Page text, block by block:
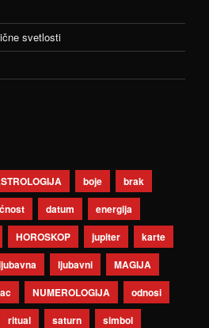
svetlosti
boje
brak
datum
energija
HOROSKOP jupiter
karte
ljubavni
MAGIJA
NUMEROLOGIJA
odnosi
ritual saturn simbol